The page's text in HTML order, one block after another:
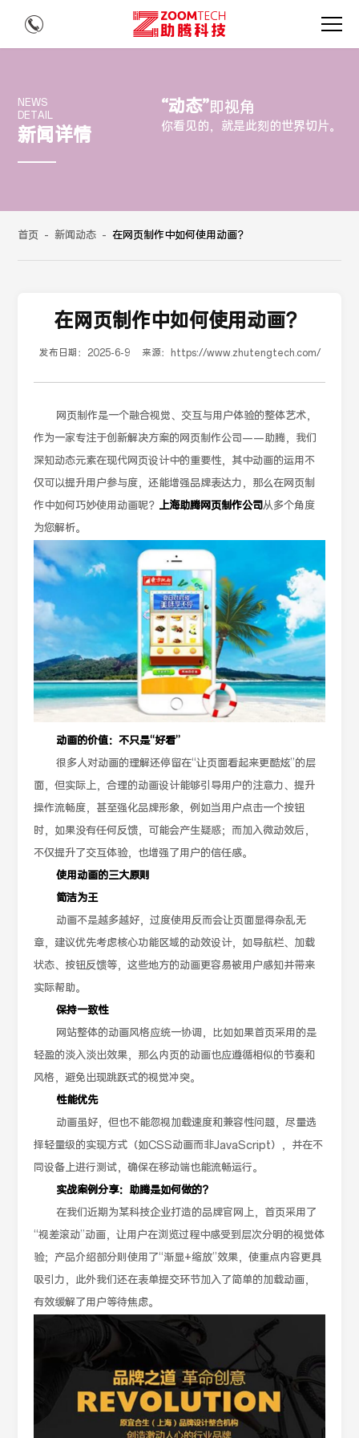
NEWS
DETAIL
新闻详情
“动态”即视角
你看见的，就是此刻的世界切片。
首页 - 新闻动态 - 在网页制作中如何使用动画？
在网页制作中如何使用动画？
发布日期： 2025-6-9 来源： https://www.zhutengtech.com/
网页制作是一个融合视觉、交互与用户体验的整体艺术，
作为一家专注于创新解决方案的网页制作公司——助腾，我们
深知动态元素在现代网页设计中的重要性，其中动画的运用不
仅可以提升用户参与度，还能增强品牌表达力，那么在网页制
作中如何巧妙使用动画呢？ 上海助腾网页制作公司从多个角度
为您解析。
动画的价值：不只是“好看”
很多人对动画的理解还停留在“让页面看起来更酷炫”的层
面，但实际上，合理的动画设计能够引导用户的注意力、提升
操作流畅度，甚至强化品牌形象，例如当用户点击一个按钮
时，如果没有任何反馈，可能会产生疑惑；而加入微动效后，
不仅提升了交互体验，也增强了用户的信任感。
使用动画的三大原则
简洁为王
动画不是越多越好，过度使用反而会让页面显得杂乱无
章，建议优先考虑核心功能区域的动效设计，如导航栏、加载
状态、按钮反馈等，这些地方的动画更容易被用户感知并带来
实际帮助。
保持一致性
网站整体的动画风格应统一协调，比如如果首页采用的是
轻盈的淡入淡出效果，那么内页的动画也应遵循相似的节奏和
风格，避免出现跳跃式的视觉冲突。
性能优先
动画虽好，但也不能忽视加载速度和兼容性问题，尽量选
择轻量级的实现方式（如CSS动画而非JavaScript），并在不
同设备上进行测试，确保在移动端也能流畅运行。
实战案例分享：助腾是如何做的？
在我们近期为某科技企业打造的品牌官网上，首页采用了
“视差滚动”动画，让用户在浏览过程中感受到层次分明的视觉体
验；产品介绍部分则使用了“渐显+缩放”效果，使重点内容更具
吸引力，此外我们还在表单提交环节加入了简单的加载动画，
有效缓解了用户等待焦虑。